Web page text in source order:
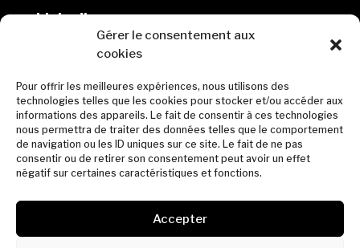
Gérer le consentement aux
cookies
Pour offrir les meilleures expériences, nous utilisons des
technologies telles que les cookies pour stocker et/ou accéder aux
informations des appareils. Le fait de consentir à ces technologies
nous permettra de traiter des données telles que le comportement
de navigation ou les ID uniques sur ce site. Le fait de ne pas
consentir ou de retirer son consentement peut avoir un effet
négatif sur certaines caractéristiques et fonctions.
Accepter
Linkedin
10 rue Marmontel, 44000 Nantes
02 40 69 00 65
contact@dlw-architectes.fr
Mentions légales